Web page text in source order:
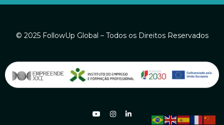
© 2025 FollowUp Global – Todos os Direitos Reservados